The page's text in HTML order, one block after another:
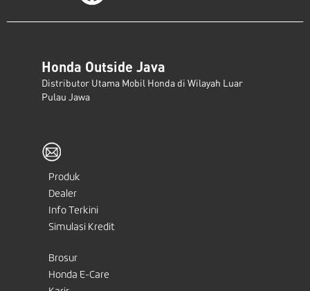
Honda Outside Java
Distributor Utama Mobil Honda di Wilayah Luar
Pulau Jawa
Produk
Dealer
Info Terkini
Simulasi Kredit
Brosur
Honda E-Care